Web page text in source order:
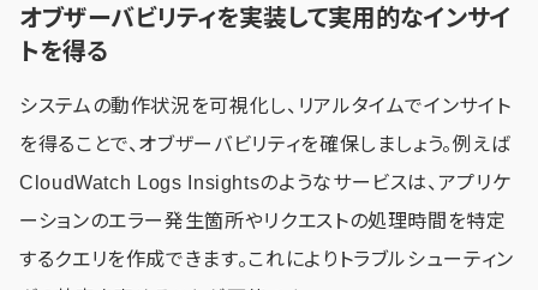
オブザーバビリティを実装して実用的なインサイ
トを得る
システムの動作状況を可視化し、リアルタイムでインサイト
を得ることで、オブザーバビリティを確保しましょう。例えば
CloudWatch Logs Insightsのようなサービスは、アプリケ
ーションのエラー発生箇所やリクエストの処理時間を特定
するクエリを作成できます。これによりトラブルシューティン